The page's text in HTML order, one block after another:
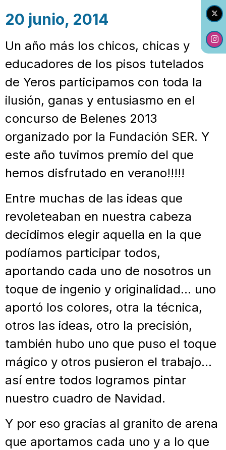
20 junio, 2014
Un año más los chicos, chicas y
educadores de los pisos tutelados
de Yeros participamos con toda la
ilusión, ganas y entusiasmo en el
concurso de Belenes 2013
organizado por la Fundación SER. Y
este año tuvimos premio del que
hemos disfrutado en verano!!!!!
Entre muchas de las ideas que
revoleteaban en nuestra cabeza
decidimos elegir aquella en la que
podíamos participar todos,
aportando cada uno de nosotros un
toque de ingenio y originalidad… uno
aportó los colores, otra la técnica,
otros las ideas, otro la precisión,
también hubo uno que puso el toque
mágico y otros pusieron el trabajo…
así entre todos logramos pintar
nuestro cuadro de Navidad.
Y por eso gracias al granito de arena
que aportamos cada uno y a lo que